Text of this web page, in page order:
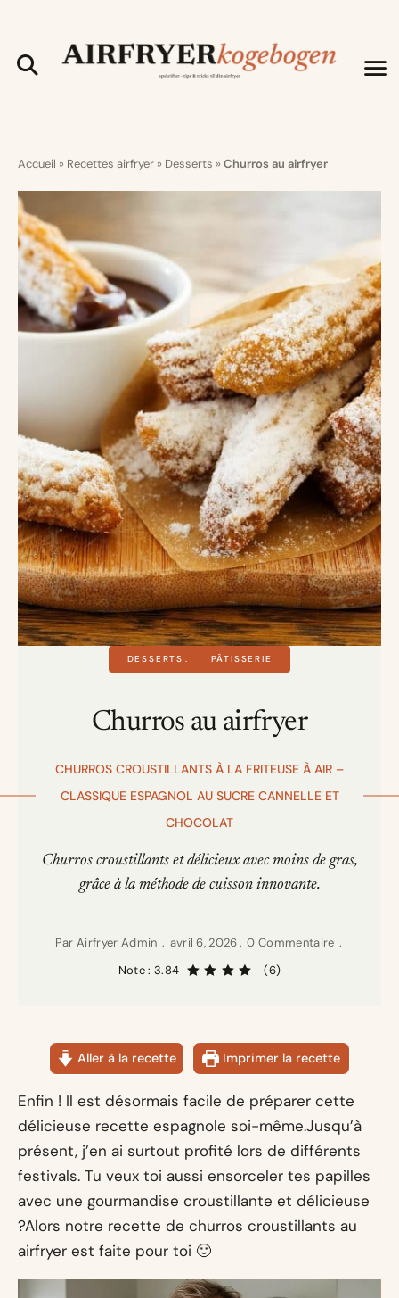
Accueil » Recettes airfryer » Desserts » Churros au airfryer
DESSERTS PÂTISSERIE
Churros au airfryer
CHURROS CROUSTILLANTS À LA FRITEUSE À AIR –
CLASSIQUE ESPAGNOL AU SUCRE CANNELLE ET
CHOCOLAT
Churros croustillants et délicieux avec moins de gras,
grâce à la méthode de cuisson innovante.
ParAirfryer Admin avril 6, 2026
0 Commentaire
Note : 3.84
(6)
Aller à la recette Imprimer la recette
Enfin ! Il est désormais facile de préparer cette
délicieuse recette espagnole soi-même.Jusqu’à
présent, j’en ai surtout profité lors de différents
festivals. Tu veux toi aussi ensorceler tes papilles
avec une gourmandise croustillante et délicieuse
?Alors notre recette de churros croustillants au
airfryer est faite pour toi 🙂